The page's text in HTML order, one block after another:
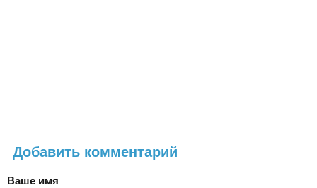
Добавить комментарий
Ваше имя